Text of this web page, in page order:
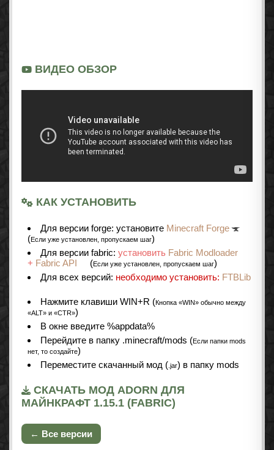
ВИДЕО ОБЗОР
КАК УСТАНОВИТЬ
Для версии forge: установите Minecraft Forge
(Если уже установлен, пропускаем шаг)
Для версии fabric: установить Fabric Modloader
+ Fabric API (Если уже установлен, пропускаем шаг)
Для всех версий: необходимо установить: FTBLib
Нажмите клавиши WIN+R (Кнопка «WIN» обычно между
«ALT» и «CTR»)
В окне введите %appdata%
Перейдите в папку .minecraft/mods (Если папки mods
нет, то создайте)
Переместите скачанный мод ( .jar) в папку mods
СКАЧАТЬ МОД ADORN ДЛЯ
МАЙНКРАФТ 1.15.1 (FABRIC)
← Все версии